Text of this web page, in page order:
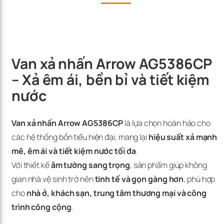
Van xả nhấn Arrow AG5386CP
– Xả êm ái, bền bỉ và tiết kiệm
nước
Van xả nhấn Arrow AG5386CPlà lựa chọn hoàn hảo cho
các hệ thống bồn tiểu hiện đại, mang lạihiệu suất xả mạnh
mẽ, êm ái và tiết kiệm nước tối đa.
Với thiết kếâm tường sang trọng, sản phẩm giúp không
gian nhà vệ sinh trở nêntinh tế và gọn gàng hơn, phù hợp
chonhà ở, khách sạn, trung tâm thương mại và công
trình công cộng.